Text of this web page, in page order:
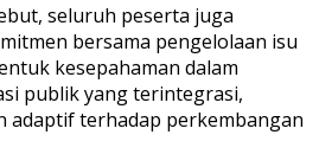
seluruh peserta juga
bersama pengelolaan isu
kesepahaman dalam
publik yang terintegrasi,
adaptif terhadap perkembangan